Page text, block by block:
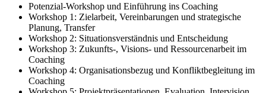
Potenzial-Workshop und Einführung ins Coaching
Workshop 1: Zielarbeit, Vereinbarungen und strategische
Planung, Transfer
Workshop 2: Situationsverständnis und Entscheidung
Workshop 3: Zukunfts-, Visions- und Ressourcenarbeit im
Coaching
Workshop 4: Organisationsbezug und Konfliktbegleitung im
Coaching